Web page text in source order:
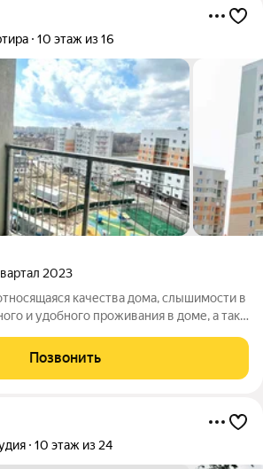
10 этаж из 16
2023
качества дома, слышимости в
и удобного проживания в доме, а так
) Новый ЖК, новый район 70 %
Позвонить
10 этаж из 24